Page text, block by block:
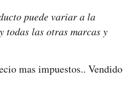
puede variar a la
todas las otras marcas y
mas impuestos.. Vendido